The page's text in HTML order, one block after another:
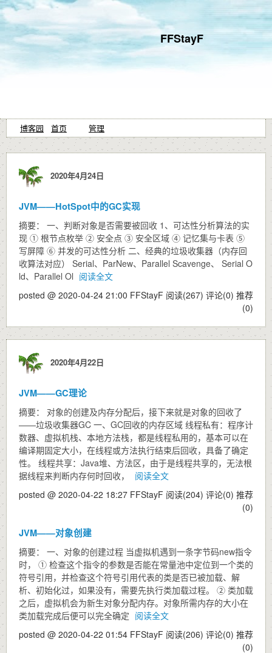
FFStayF
博客园 首页 管理
2020年4月24日
JVM——HotSpot中的GC实现
摘要： 一、判断对象是否需要被回收 1、可达性分析算法的实
现 ① 根节点枚举 ② 安全点 ③ 安全区域 ④ 记忆集与卡表 ⑤
写屏障 ⑥ 并发的可达性分析 二、经典的垃圾收集器（内存回
收算法对应） Serial、ParNew、Parallel Scavenge、 Serial O
ld、Parallel Ol 阅读全文
posted @ 2020-04-24 21:00 FFStayF 阅读(267) 评论(0) 推荐
(0)
2020年4月22日
JVM——GC理论
摘要： 对象的创建及内存分配后，接下来就是对象的回收了
——垃圾收集器GC 一、GC回收的内存区域 线程私有：程序计
数器、虚拟机栈、本地方法栈，都是线程私用的，基本可以在
编译期固定大小，在线程或方法执行结束后回收，具备了确定
性。 线程共享：Java堆、方法区，由于是线程共享的，无法根
据线程来判断内存何时回收，
阅读全文
posted @ 2020-04-22 18:27 FFStayF 阅读(204) 评论(0) 推荐
(0)
JVM——对象创建
摘要： 一、对象的创建过程 当虚拟机遇到一条字节码new指令
时， ① 检查这个指令的参数是否能在常量池中定位到一个类的
符号引用，并检查这个符号引用代表的类是否已被加载、解
析、初始化过，如果没有，需要先执行类加载过程。 ② 类加载
之后，虚拟机会为新生对象分配内存。对象所需内存的大小在
类加载完成后便可以完全确定 阅读全文
posted @ 2020-04-22 01:54 FFStayF 阅读(206) 评论(0) 推荐
(0)